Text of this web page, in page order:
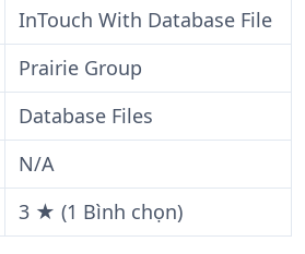
InTouch With Database File
Prairie Group
Database Files
N/A
3 ★ (1 Bình chọn)